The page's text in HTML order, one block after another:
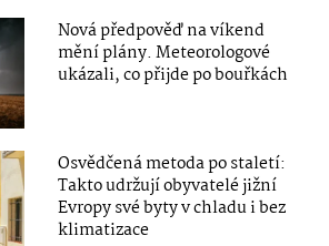
Nová předpověď na víkend
mění plány. Meteorologové
ukázali, co přijde po bouřkách
Osvědčená metoda po staletí:
Takto udržují obyvatelé jižní
Evropy své byty v chladu i bez
klimatizace